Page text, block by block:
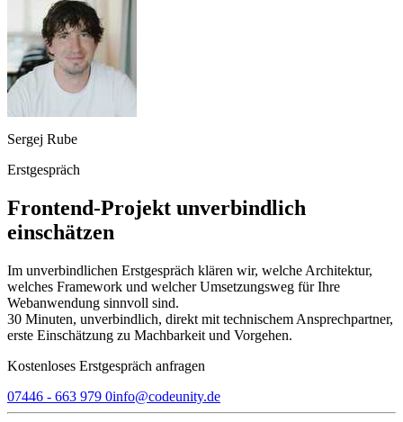
Sergej Rube
Erstgespräch
Frontend-Projekt unverbindlich
einschätzen
Im unverbindlichen Erstgespräch klären wir, welche Architektur,
welches Framework und welcher Umsetzungsweg für Ihre
Webanwendung sinnvoll sind.
30 Minuten, unverbindlich, direkt mit technischem Ansprechpartner,
erste Einschätzung zu Machbarkeit und Vorgehen.
Kostenloses Erstgespräch anfragen
07446 - 663 979 0info@codeunity.de